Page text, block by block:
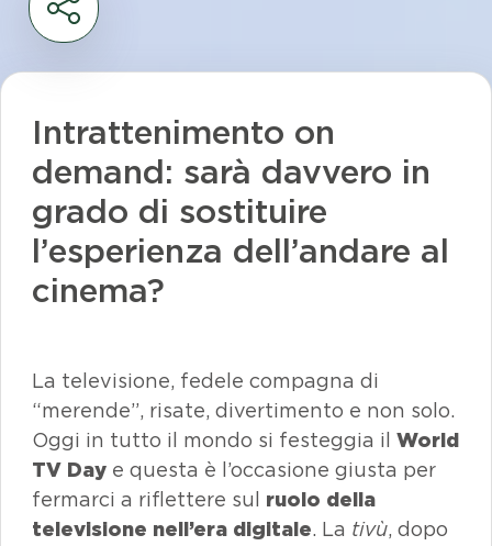
Intrattenimento on
demand: sarà davvero in
grado di sostituire
l’esperienza dell’andare al
cinema?
La televisione, fedele compagna di
“merende”, risate, divertimento e non solo.
Oggi in tutto il mondo si festeggia il World
TV Day e questa è l’occasione giusta per
fermarci a riflettere sul ruolo della
televisione nell’era digitale. La tivù, dopo